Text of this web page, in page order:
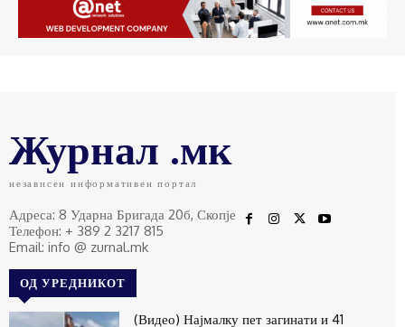
Журнал .мк
независен информативен портал
Адреса: 8 Ударна Бригада 20б, Скопје
Телефон: + 389 2 3217 815
Email: info @ zurnal.mk
ОД УРЕДНИКОТ
(Видео) Најмалку пет загинати и 41